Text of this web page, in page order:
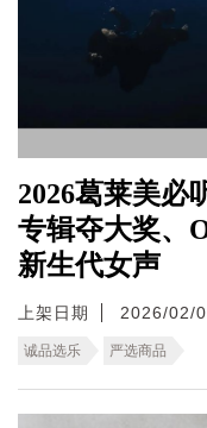
2026葛莱美必
专辑夺大奖、
新生代女声
上架日期 2026/02/
诚品选乐 严选商品